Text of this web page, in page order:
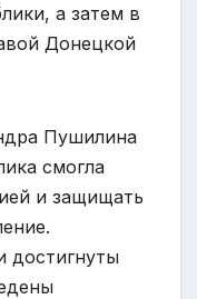
а затем в
Донецкой
Пушилина
смогла
и защищать
достигнуты